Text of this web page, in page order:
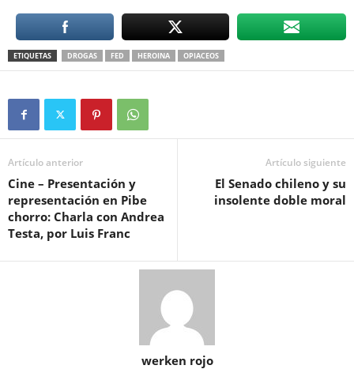
ETIQUETAS DROGAS FED HEROINA OPIACEOS
Artículo anterior
Cine – Presentación y
representación en Pibe
chorro: Charla con Andrea
Testa, por Luis Franc
Artículo siguiente
El Senado chileno y su
insolente doble moral
werken rojo